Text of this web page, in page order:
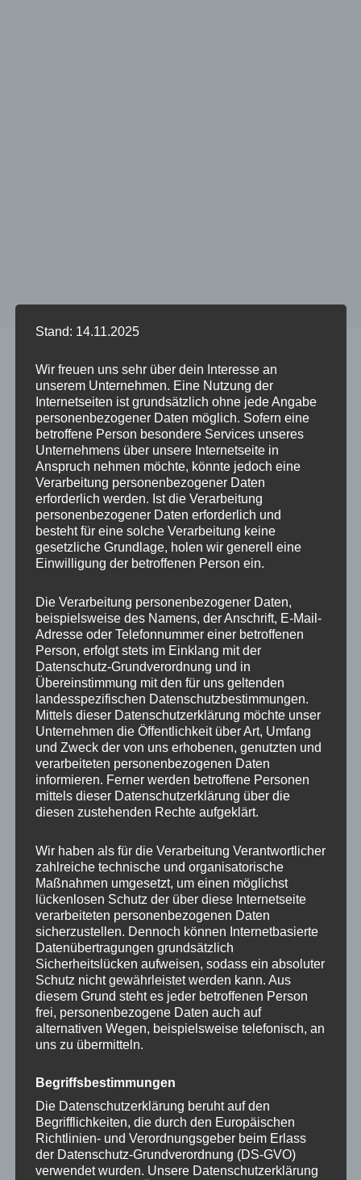
Galaxy S20/S20 5G
NEW: iPhone 17 Serie
Dieses
Produkt
weist
mehrere
Varianten
auf.
Die
können
auf
der
Produktseite
gewählt
werden
Handykette GOLD METAL
30,00€
NEW: iPhone 17 Serie
auf
werden
Premium Handyhülle
Handykette
18,95€
NEW: iPhone 17 Serie
Dieses
Produkt
weist
mehrere
Varianten
Die
Optionen
können
auf
der
Produktseite
gewählt
werden
Handykette GOLD METAL
BLUSH Snap inkl. Case
30,00€
NEW: iPhone 17 Serie
Dieses
Produkt
mehrere
Die
der
gewählt
Handykette GOLD METAL
CAMEL Snap inkl. Case
30,00€
NEW: iPhone 17 Serie
Dieses
Produkt
weist
Varianten
auf.
Die
Optionen
können
Handykette GOLD METAL
FUCHSIA Snap inkl. Case
NEW: iPhone 17 Serie
weist
Handykette GOLD METAL
MACCHIATO Snap inkl.
Case
Stand: 14.11.2025
Wir freuen uns sehr über dein Interesse an
unserem Unternehmen. Eine Nutzung der
Internetseiten ist grundsätzlich ohne jede Angabe
personenbezogener Daten möglich. Sofern eine
betroffene Person besondere Services unseres
Unternehmens über unsere Internetseite in
Anspruch nehmen möchte, könnte jedoch eine
Verarbeitung personenbezogener Daten
erforderlich werden. Ist die Verarbeitung
personenbezogener Daten erforderlich und
besteht für eine solche Verarbeitung keine
gesetzliche Grundlage, holen wir generell eine
Einwilligung der betroffenen Person ein.
Die Verarbeitung personenbezogener Daten,
beispielsweise des Namens, der Anschrift, E-Mail-
Adresse oder Telefonnummer einer betroffenen
Person, erfolgt stets im Einklang mit der
Datenschutz-Grundverordnung und in
Übereinstimmung mit den für uns geltenden
landesspezifischen Datenschutzbestimmungen.
Mittels dieser Datenschutzerklärung möchte unser
Unternehmen die Öffentlichkeit über Art, Umfang
und Zweck der von uns erhobenen, genutzten und
verarbeiteten personenbezogenen Daten
informieren. Ferner werden betroffene Personen
mittels dieser Datenschutzerklärung über die
diesen zustehenden Rechte aufgeklärt.
Wir haben als für die Verarbeitung Verantwortlicher
zahlreiche technische und organisatorische
Maßnahmen umgesetzt, um einen möglichst
lückenlosen Schutz der über diese Internetseite
verarbeiteten personenbezogenen Daten
sicherzustellen. Dennoch können Internetbasierte
Datenübertragungen grundsätzlich
Sicherheitslücken aufweisen, sodass ein absoluter
Schutz nicht gewährleistet werden kann. Aus
diesem Grund steht es jeder betroffenen Person
frei, personenbezogene Daten auch auf
alternativen Wegen, beispielsweise telefonisch, an
uns zu übermitteln.
Begriffsbestimmungen
Die Datenschutzerklärung beruht auf den
Begrifflichkeiten, die durch den Europäischen
Richtlinien- und Verordnungsgeber beim Erlass
der Datenschutz-Grundverordnung (DS-GVO)
verwendet wurden. Unsere Datenschutzerklärung